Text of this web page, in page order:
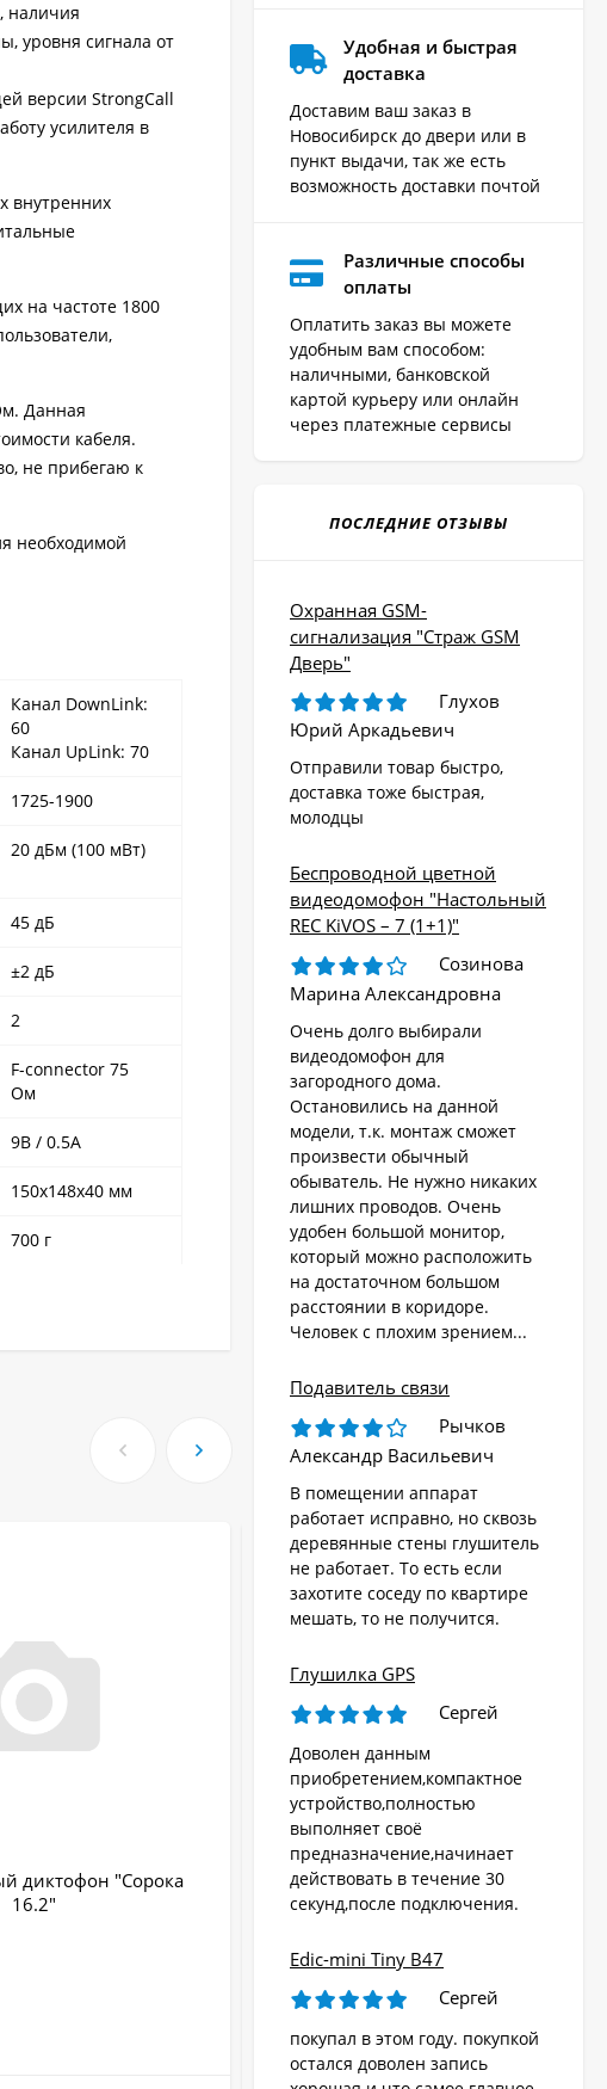
наличия
уровня сигнала от
версии StrongCall
усилителя в
внутренних
на частоте 1800
Данная
кабеля.
не прибегаю к
необходимой
Канал DownLink:
60
Канал UpLink: 70
1725-1900
20 дБм (100 мВт)
45 дБ
±2 дБ
2
F-connector 75
Ом
9В / 0.5А
150x148x40 мм
700 г
диктофон "Сорока
16.2"
ХИТ!
Подавитель связи
Пульт ДУ:
Гарантия: 6 месяцев
В НАЛИЧИИ
Удобная и быстрая
доставка
Доставим ваш заказ в
Новосибирск до двери или в
пункт выдачи, так же есть
возможность доставки почтой
Различные способы
оплаты
Оплатить заказ вы можете
удобным вам способом:
наличными, банковской
картой курьеру или онлайн
через платежные сервисы
ПОСЛЕДНИЕ ОТЗЫВЫ
Охранная GSM-
сигнализация "Страж GSM
Дверь"
Глухов
Юрий Аркадьевич
Отправили товар быстро,
доставка тоже быстрая,
молодцы
Беспроводной цветной
видеодомофон "Настольный
REC KiVOS – 7 (1+1)"
Созинова
Марина Александровна
Очень долго выбирали
видеодомофон для
загородного дома.
Остановились на данной
модели, т.к. монтаж сможет
произвести обычный
обыватель. Не нужно никаких
лишних проводов. Очень
удобен большой монитор,
который можно расположить
на достаточном большом
расстоянии в коридоре.
Человек с плохим зрением...
Подавитель связи
Рычков
Александр Васильевич
В помещении аппарат
работает исправно, но сквозь
деревянные стены глушитель
не работает. То есть если
захотите соседу по квартире
мешать, то не получится.
Глушилка GPS
Сергей
Доволен данным
приобретением,компактное
устройство,полностью
выполняет своё
предназначение,начинает
действовать в течение 30
секунд,после подключения.
Edic-mini Tiny B47
Сергей
покупал в этом году. покупкой
остался доволен запись